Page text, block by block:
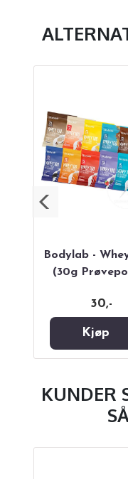
Bodylab -
(30g
30,-
Kjøp
KUNDER